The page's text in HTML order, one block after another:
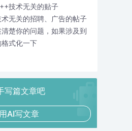
技术无关的贴子
无关的招聘、广告的帖子
楚你的问题，如果涉及到
式化一下
写篇文章吧
AI写文章